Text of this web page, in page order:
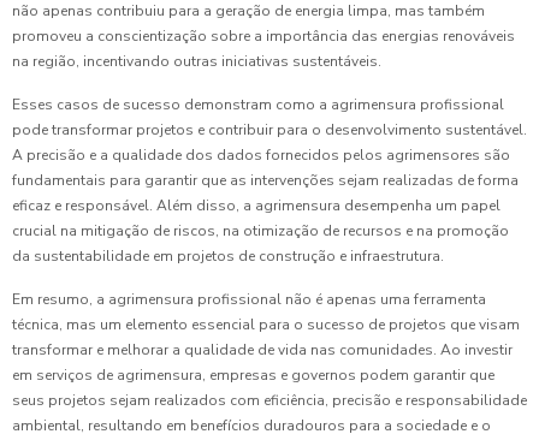
não apenas contribuiu para a geração de energia limpa, mas também
promoveu a conscientização sobre a importância das energias renováveis
na região, incentivando outras iniciativas sustentáveis.
Esses casos de sucesso demonstram como a agrimensura profissional
pode transformar projetos e contribuir para o desenvolvimento sustentável.
A precisão e a qualidade dos dados fornecidos pelos agrimensores são
fundamentais para garantir que as intervenções sejam realizadas de forma
eficaz e responsável. Além disso, a agrimensura desempenha um papel
crucial na mitigação de riscos, na otimização de recursos e na promoção
da sustentabilidade em projetos de construção e infraestrutura.
Em resumo, a agrimensura profissional não é apenas uma ferramenta
técnica, mas um elemento essencial para o sucesso de projetos que visam
transformar e melhorar a qualidade de vida nas comunidades. Ao investir
em serviços de agrimensura, empresas e governos podem garantir que
seus projetos sejam realizados com eficiência, precisão e responsabilidade
ambiental, resultando em benefícios duradouros para a sociedade e o